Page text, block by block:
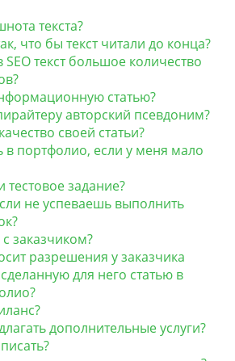
текста?
что бы текст читали до конца?
SEO текст большое количество
статью?
авторский псевдоним?
своей статьи?
в портфолио, если у меня мало
тестовое задание?
не успеваешь выполнить
заказчиком?
разрешения у заказчика
для него статью в
дополнительные услуги?